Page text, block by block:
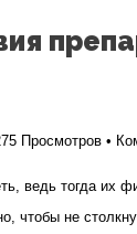
Просмотров •
ведь тогда их
чтобы не